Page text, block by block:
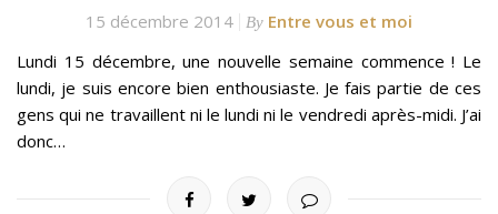
15 décembre 2014 By Entre vous et moi
Lundi 15 décembre, une nouvelle semaine commence ! Le
lundi, je suis encore bien enthousiaste. Je fais partie de ces
gens qui ne travaillent ni le lundi ni le vendredi après-midi. J’ai
donc…